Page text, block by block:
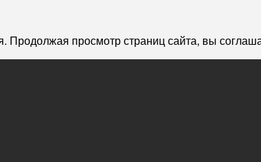
просмотр страниц сайта, вы